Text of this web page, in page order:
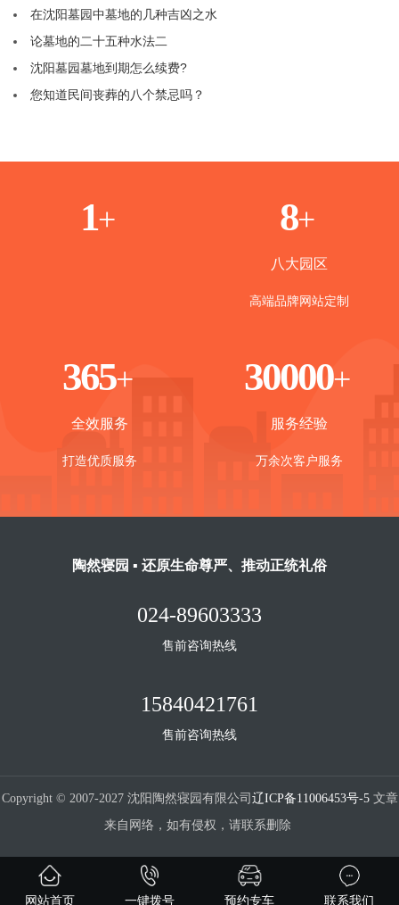
在沈阳墓园中墓地的几种吉凶之水
论墓地的二十五种水法二
沈阳墓园墓地到期怎么续费?
您知道民间丧葬的八个禁忌吗？
1+ 8+
八大园区
高端品牌网站定制
365+
全效服务
打造优质服务
30000+
服务经验
万余次客户服务
陶然寝园 ▪ 还原生命尊严、推动正统礼俗
024-89603333
售前咨询热线
15840421761
售前咨询热线
Copyright © 2007-2027 沈阳陶然寝园有限公司 辽ICP备11006453号-5文章
来自网络，如有侵权，请联系删除
网站首页 一键拨号 预约专车 联系我们